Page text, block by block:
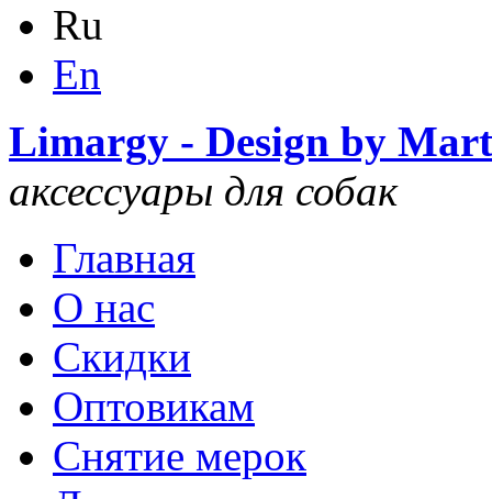
Ru
En
Limargy - Design by
аксессуары для собак
Главная
О нас
Скидки
Оптовикам
Снятие мерок